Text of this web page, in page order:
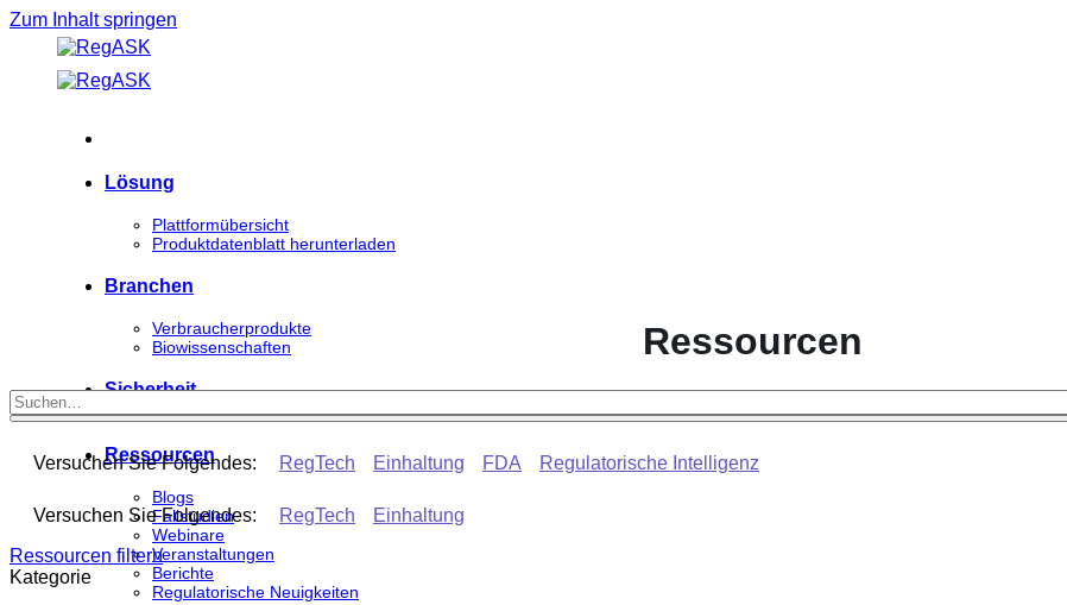
Zum Inhalt springen
Lösung
Plattformübersicht
Produktdatenblatt herunterladen
Branchen
Verbraucherprodukte
Biowissenschaften
Sicherheit
Ressourcen
Blogs
Fallstudien
Webinare
Veranstaltungen
Berichte
Regulatorische Neuigkeiten
Ressourcen
Versuchen Sie Folgendes: RegTech Einhaltung FDA Regulatorische Intelligenz
Versuchen Sie Folgendes: RegTech
Einhaltung
Ressourcen filtern
Kategorie